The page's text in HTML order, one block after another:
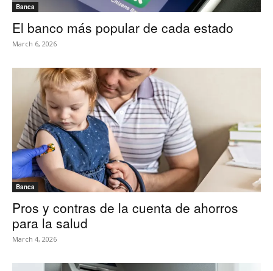
Banca
El banco más popular de cada estado
March 6, 2026
Banca
Pros y contras de la cuenta de ahorros
para la salud
March 4, 2026